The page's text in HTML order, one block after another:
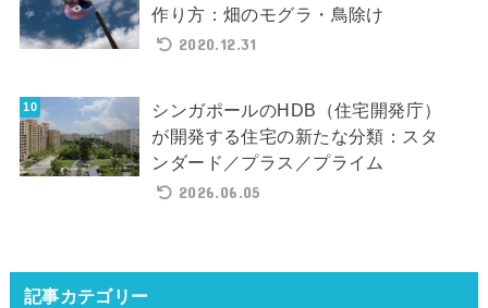
作り方：畑のモグラ・鳥除け
2020.12.31
シンガポールのHDB（住宅開発庁）
が開発する住宅の新たな分類：スタ
ンダード／プラス／プライム
2026.06.05
記事カテゴリー